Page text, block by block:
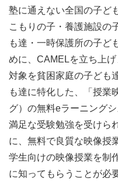
塾に通えない全国の子ど
こもりの子・養護施設の
も達・一時保護所の子ど
めに、CAMELを立ち上げ
対象を貧困家庭の子ども
も達に特化した、「授業
グ）の無料eラーニング
満足な受験勉強を受けら
に、無料で良質な映像授
学生向けの映像授業を制
に知ってもらうことが必